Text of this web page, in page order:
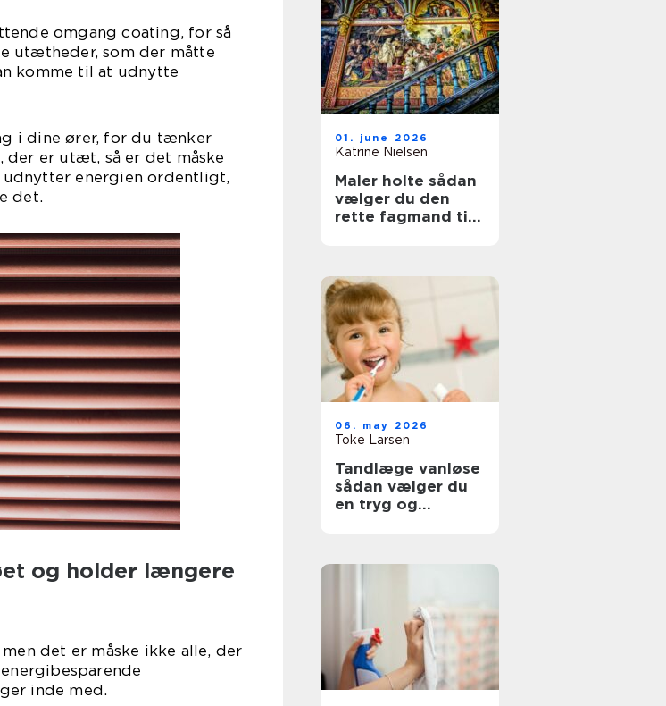
omgang coating, for så
utætheder, som der måtte
komme til at udnytte
i dine ører, for du tænker
der er utæt, så er det måske
energien ordentligt,
det.
og holder længere
det er måske ikke alle, der
inde med.
01. june 2026
Katrine Nielsen
Maler holte sådan
vælger du den
rette fagmand til
06. may 2026
Toke Larsen
Tandlæge vanløse
sådan vælger du
en tryg og